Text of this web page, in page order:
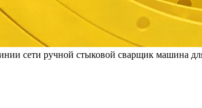
сети ручной стыковой сварщик машина